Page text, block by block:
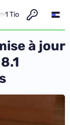
1 Tio
à jour